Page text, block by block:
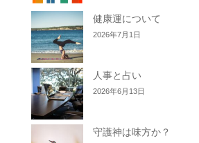
健康運について
2026年7月1日
人事と占い
2026年6月13日
守護神は味方か？